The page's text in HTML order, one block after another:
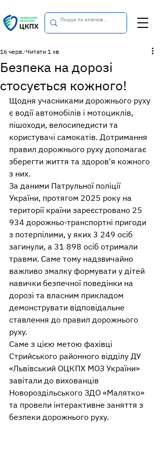
Безпека на дорозі
стосується кожного!
16 черв. Читати 1 хв
Щодня учасниками дорожнього руху
є водії автомобілів і мотоциклів,
пішоходи, велосипедисти та
користувачі самокатів. Дотримання
правил дорожнього руху допомагає
зберегти життя та здоров'я кожного
з них.
За даними Патрульної поліції
України, протягом 2025 року на
території країни зареєстровано 25
934 дорожньо-транспортні пригоди
з потерпілими, у яких 3 249 осіб
загинули, а 31 898 осіб отримали
травми. Саме тому надзвичайно
важливо змалку формувати у дітей
навички безпечної поведінки на
дорозі та власним прикладом
демонструвати відповідальне
ставлення до правил дорожнього
руху.
Саме з цією метою фахівці
Стрийського районного відділу ДУ
«Львівський ОЦКПХ МОЗ України»
завітали до вихованців
Новороздільського ЗДО «Малятко»
та провели інтерактивне заняття з
безпеки дорожнього руху.